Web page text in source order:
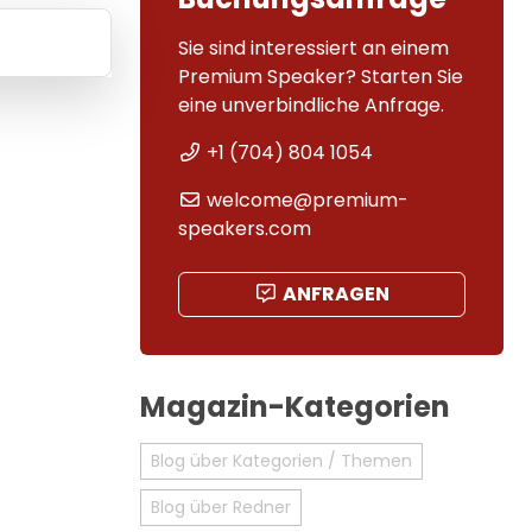
Sie sind interessiert an einem
Premium Speaker? Starten Sie
eine unverbindliche Anfrage.
+1 (704) 804 1054
welcome@premium-
speakers.com
ANFRAGEN
Magazin-Kategorien
Blog über Kategorien / Themen
Blog über Redner